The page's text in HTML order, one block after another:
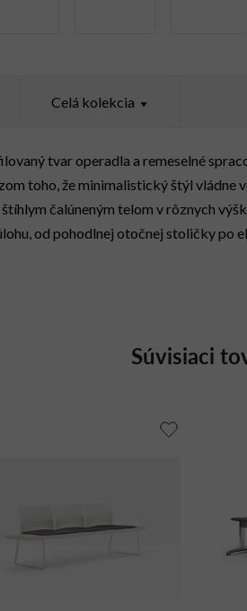
Celá kolekcia
tvar operadla a remeselné
toho, že minimalistický štýl vládne
čalúneným telom v rôznych
od pohodlnej otočnej stoličky po
Súvisiaci